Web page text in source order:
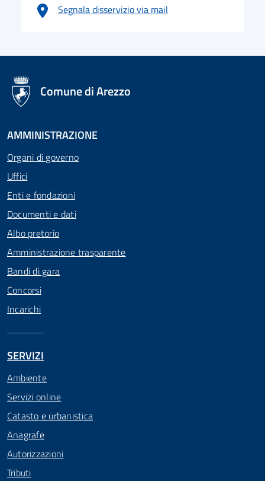
Segnala disservizio via mail
logo Unione Europea
Comune di Arezzo
AMMINISTRAZIONE
Organi di governo
Uffici
Enti e fondazioni
Documenti e dati
Albo pretorio
Amministrazione trasparente
Bandi di gara
Concorsi
Incarichi
SERVIZI
Ambiente
Servizi online
Catasto e urbanistica
Anagrafe
Autorizzazioni
Tributi